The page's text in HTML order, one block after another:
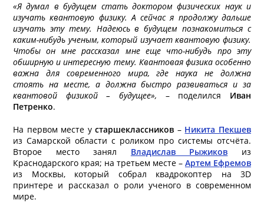
«Я думал в будущем стать доктором физических наук и
изучать квантовую физику. А сейчас я продолжу дальше
изучать эту тему. Надеюсь в будущем познакомиться с
каким-нибудь ученым, который изучает квантовую физику.
Чтобы он мне рассказал мне еще что-нибудь про эту
обширную и интересную тему. Квантовая физика особенно
важна для современного мира, где наука не должна
стоять на месте, а должна быстро развиваться и за
квантовой физикой – будущее», – поделился Иван
Петренко.
На первом месте устаршеклассников – Никита Пекшев
из Самарской области с роликом про системы отсчёта.
Второе место занял Владислав Рыжиков
из
Краснодарского края; на третьем месте – Артем Ефремов
из Москвы, который собрал квадрокоптер на 3D
принтере и рассказал о роли ученого в современном
мире.